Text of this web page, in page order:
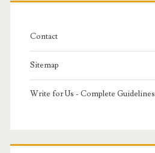
Contact
Sitemap
Write for Us - Complete Guidelines